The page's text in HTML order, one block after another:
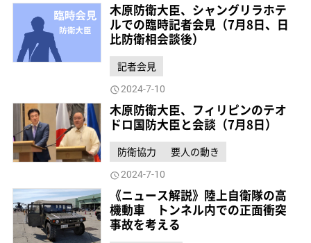
木原防衛大臣、シャングリラホテ
ルでの臨時記者会見（7月8日、日
比防衛相会談後）
記者会見
2024-7-10
木原防衛大臣、フィリピンのテオ
ドロ国防大臣と会談（7月8日）
防衛協力 要人の動き
2024-7-10
《ニュース解説》陸上自衛隊の高
機動車 トンネル内での正面衝突
事故を考える